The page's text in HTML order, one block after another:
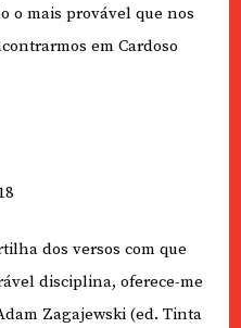
o mais provável que nos
em Cardoso
dos versos com que
disciplina, oferece-me
Zagajewski (ed. Tinta